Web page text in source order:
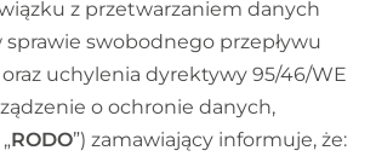
z przetwarzaniem danych
swobodnego przepływu
uchylenia dyrektywy 95/46/WE
o ochronie danych,
RODO”) zamawiający informuje, że: